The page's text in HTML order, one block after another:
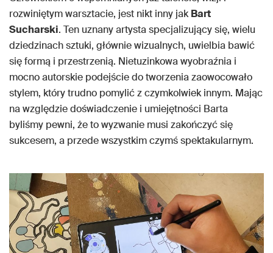
rozwiniętym warsztacie, jest nikt inny jakBart
Sucharski. Ten uznany artysta specjalizujący się, wielu
dziedzinach sztuki, głównie wizualnych, uwielbia bawić
się formą i przestrzenią. Nietuzinkowa wyobraźnia i
mocno autorskie podejście do tworzenia zaowocowało
stylem, który trudno pomylić z czymkolwiek innym. Mając
na względzie doświadczenie i umiejętności Barta
byliśmy pewni, że to wyzwanie musi zakończyć się
sukcesem, a przede wszystkim czymś spektakularnym.